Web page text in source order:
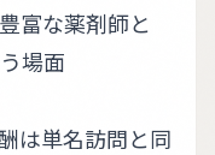
富な薬剤師と
場面
は単名訪問と同